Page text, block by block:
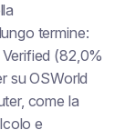
termine:
(82,0%
su OSWorld
come la
e